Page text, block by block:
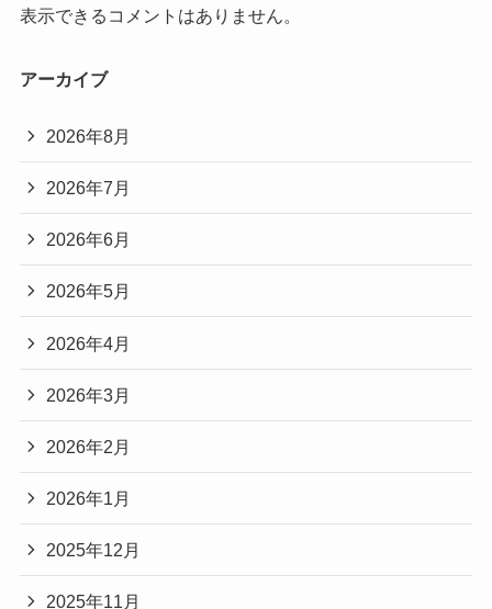
表示できるコメントはありません。
アーカイブ
2026年8月
2026年7月
2026年6月
2026年5月
2026年4月
2026年3月
2026年2月
2026年1月
2025年12月
2025年11月